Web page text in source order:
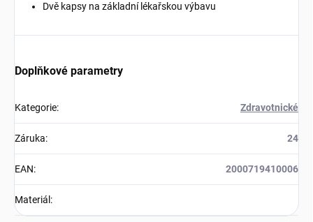
Dvě kapsy na základní lékařskou výbavu
Doplňkové parametry
Kategorie: Zdravotnické
Záruka: 24
EAN: 2000719410006
Materiál :